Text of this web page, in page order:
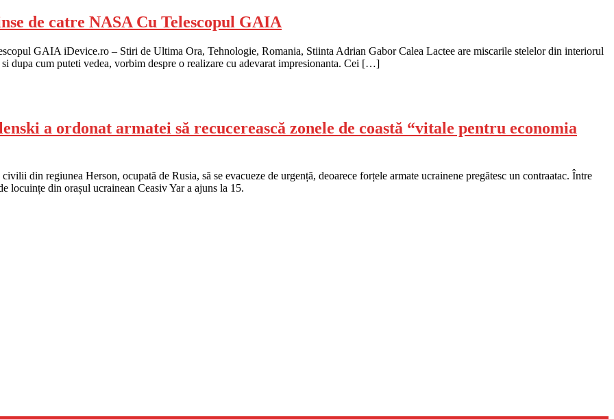
de catre NASA Cu Telescopul GAIA
GAIA iDevice.ro – Stiri de Ultima Ora, Tehnologie, Romania, Stiinta Adrian Gabor Calea Lactee are miscarile stelelor din interiorul
dupa cum puteti vedea, vorbim despre o realizare cu adevarat impresionanta. Cei […]
a ordonat armatei să recucerească zonele de coastă “vitale pentru economia
din regiunea Herson, ocupată de Rusia, să se evacueze de urgență, deoarece forțele armate ucrainene pregătesc un contraatac. Între
locuințe din orașul ucrainean Ceasiv Yar a ajuns la 15.